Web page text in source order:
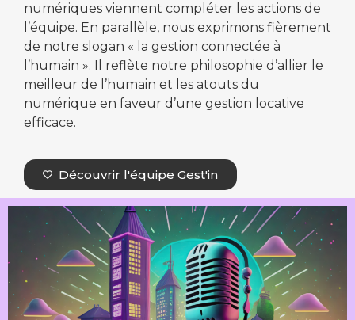
numériques viennent compléter les actions de
l’équipe. En parallèle, nous exprimons fièrement
de notre slogan « la gestion connectée à
l’humain ». Il reflète notre philosophie d’allier le
meilleur de l’humain et les atouts du
numérique en faveur d’une gestion locative
efficace.
Découvrir l'équipe Gest'in